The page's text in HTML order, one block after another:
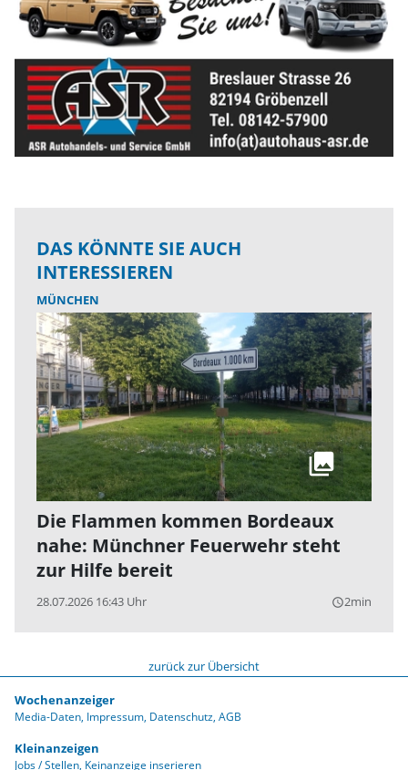
DAS KÖNNTE SIE AUCH
INTERESSIEREN
MÜNCHEN
Die Flammen kommen Bordeaux
nahe: Münchner Feuerwehr steht
zur Hilfe bereit
28.07.2026 16:43 Uhr query_builder2min
zurück zur Übersicht
Wochenanzeiger
Media-Daten Impressum Datenschutz AGB
Kleinanzeigen
Jobs / Stellen Keinanzeige inserieren